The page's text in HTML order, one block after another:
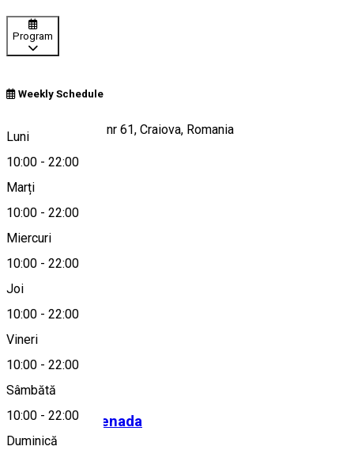
Program
Weekly Schedule
Luni
10:00 - 22:00
Marți
10:00 - 22:00
Miercuri
10:00 - 22:00
Joi
10:00 - 22:00
Vineri
10:00 - 22:00
Sâmbătă
10:00 - 22:00
Duminică
Calea Severinului, nr 61, Craiova, Romania
Hartă
Despre
Alte sugestii
Spartan Promenada